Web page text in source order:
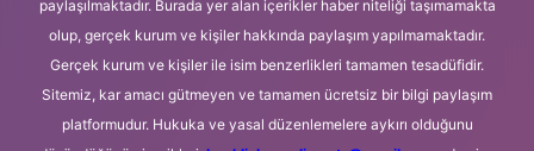
paylaşılmaktadır. Burada yer alan içerikler haber niteliği taşımamakta
olup, gerçek kurum ve kişiler hakkında paylaşım yapılmamaktadır.
Gerçek kurum ve kişiler ile isim benzerlikleri tamamen tesadüfidir.
Sitemiz, kar amacı gütmeyen ve tamamen ücretsiz bir bilgi paylaşım
platformudur. Hukuka ve yasal düzenlemelere aykırı olduğunu